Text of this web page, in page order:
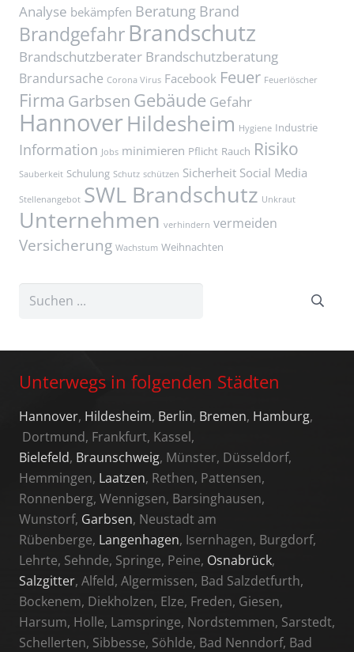
Analyse bekämpfen Beratung Brand
BrandgefahrBrandschutz
Brandschutzberater Brandschutzberatung
Brandursache Corona Virus Facebook Feuer Feuerlöscher
Firma Garbsen Gebäude Gefahr
HannoverHildesheim Hygiene Industrie
Information Jobs minimieren Pflicht Rauch Risiko
Sauberkeit Schulung Schutz schützen Sicherheit Social Media
Stellenangebot SWL Brandschutz Unkraut
Unternehmen verhindern vermeiden
Versicherung Wachstum Weihnachten
Unterwegs in folgenden Städten
Hannover, Hildesheim, Berlin, Bremen, Hamburg,
Dortmund, Frankfurt, Kassel,
Bielefeld, Braunschweig, Münster, Düsseldorf,
Hemmingen, Laatzen, Rethen, Pattensen,
Ronnenberg, Wennigsen, Barsinghausen,
Wunstorf, Garbsen, Neustadt am
Rübenberge, Langenhagen, Isernhagen, Burgdorf,
Lehrte, Sehnde, Springe, Peine, Osnabrück,
Salzgitter, Alfeld, Algermissen, Bad Salzdetfurth,
Bockenem, Diekholzen, Elze, Freden, Giesen,
Harsum, Holle, Lamspringe, Nordstemmen, Sarstedt,
Schellerten, Sibbesse, Söhlde, Bad Nenndorf, Bad